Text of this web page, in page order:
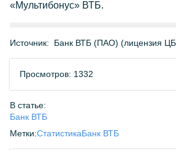
«Мультибонус» ВТБ.
Источник: Банк ВТБ (ПАО) (лицензия
Просмотров: 1332
В статье:
Банк ВТБ
Метки:СтатистикаБанк ВТБ